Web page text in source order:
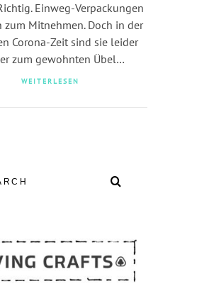
Einweg-Verpackungen
zum Mitnehmen. Doch in der
Corona-Zeit sind sie leider
zum gewohnten Übel…
WEITERLESEN